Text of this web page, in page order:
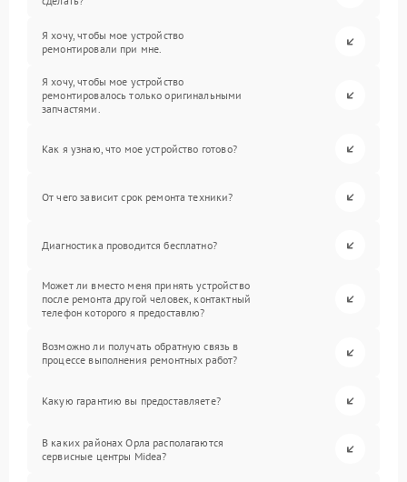
Я хочу, чтобы мое устройство
ремонтировали при мне.
Я хочу, чтобы мое устройство
ремонтировалось только оригинальными
запчастями.
Как я узнаю, что мое устройство готово?
От чего зависит срок ремонта техники?
Диагностика проводится бесплатно?
Может ли вместо меня принять устройство
после ремонта другой человек, контактный
телефон которого я предоставлю?
Возможно ли получать обратную связь в
процессе выполнения ремонтных работ?
Какую гарантию вы предоставляете?
В каких районах Орла располагаются
сервисные центры Midea?